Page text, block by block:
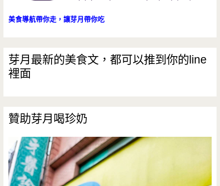
美食導航帶你走，讓芽月帶你吃
芽月最新的美食文，都可以推到你的line
裡面
贊助芽月喝珍奶